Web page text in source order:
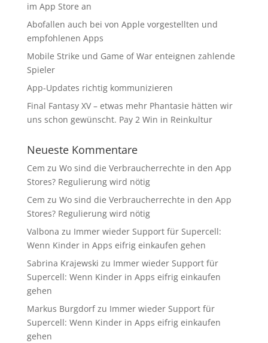
im App Store an
Abofallen auch bei von Apple vorgestellten und
empfohlenen Apps
Mobile Strike und Game of War enteignen zahlende
Spieler
App-Updates richtig kommunizieren
Final Fantasy XV – etwas mehr Phantasie hätten wir
uns schon gewünscht. Pay 2 Win in Reinkultur
Neueste Kommentare
Cem zu Wo sind die Verbraucherrechte in den App
Stores? Regulierung wird nötig
Cem zu Wo sind die Verbraucherrechte in den App
Stores? Regulierung wird nötig
Valbona zu Immer wieder Support für Supercell:
Wenn Kinder in Apps eifrig einkaufen gehen
Sabrina Krajewski zu Immer wieder Support für
Supercell: Wenn Kinder in Apps eifrig einkaufen
gehen
Markus Burgdorfzu Immer wieder Support für
Supercell: Wenn Kinder in Apps eifrig einkaufen
gehen